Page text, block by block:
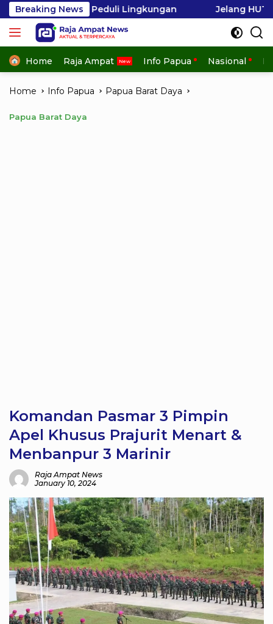
Skip
to
content
Breaking News
Peduli Lingkungan Jelang HUT ke-81 RI, Raja
Home Raja Ampat Info Papua Nasional
Home Info Papua Papua Barat Daya
Papua Barat Daya
Komandan Pasmar 3 Pimpin
Apel Khusus Prajurit Menart &
Menbanpur 3 Marinir
Raja Ampat News
January 10, 2024